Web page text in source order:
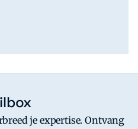
je expertise. Ontvang